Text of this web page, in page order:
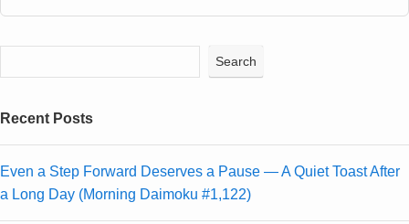
Search
Recent Posts
Even a Step Forward Deserves a Pause — A Quiet Toast After
a Long Day (Morning Daimoku #1,122)